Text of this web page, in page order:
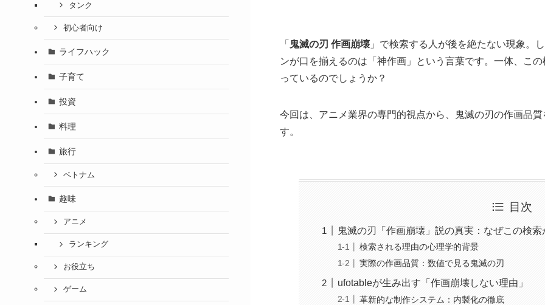
「 鬼滅の刃 作画崩壊」で検索する人が後を絶たない現象。
ンが口を揃えるのは「神作画」という言葉です。一体、こ
っているのでしょうか？
今回は、アニメ業界の専門的視点から、鬼滅の刃の作画品
す。
目次
鬼滅の刃「作画崩壊」説の真実：なぜこの検
検索される理由の心理学的背景
実際の作画品質：数値で見る鬼滅の刃
ufotableが生み出す「作画崩壊しない理由」
革新的な制作システム：内製化の徹底
タンク
初心者向け
ライフハック
子育て
投資
料理
旅行
ベトナム
趣味
アニメ
ランキング
お役立ち
ゲーム